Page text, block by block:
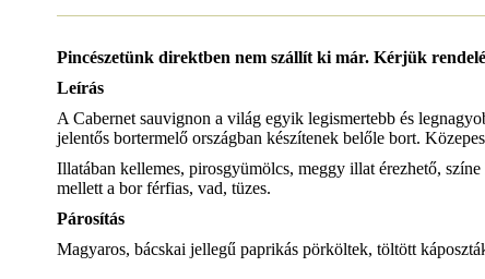
Pincészetünk direktben nem szállít ki már. Kérjük
Leírás
A Cabernet sauvignon a világ egyik legismertebb és
jelentős bortermelő országban készítenek belőle bort.
Illatában kellemes, pirosgyümölcs, meggy illat érezhető,
mellett a bor férfias, vad, tüzes.
Párosítás
Magyaros, bácskai jellegű paprikás pörköltek, töltött